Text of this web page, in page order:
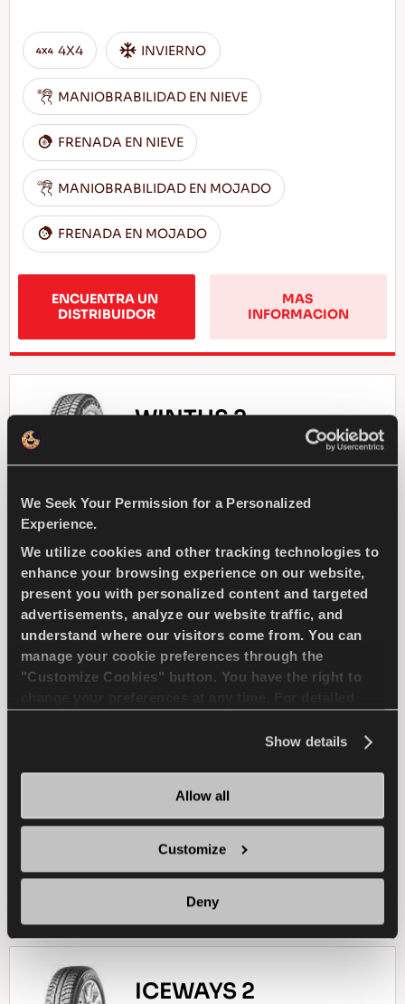
We Seek Your Permission for a Personalized
Experience.
We utilize cookies and other tracking technologies to
enhance your browsing experience on our website,
present you with personalized content and targeted
advertisements, analyze our website traffic, and
understand where our visitors come from. You can
manage your cookie preferences through the
"Customize Cookies" button. You have the right to
Show details
Allow all
Customize
Deny
4X4 INVIERNO
MANIOBRABILIDAD EN NIEVE
FRENADA EN NIEVE
MANIOBRABILIDAD EN MOJADO
FRENADA EN MOJADO
ENCUENTRA UN
DISTRIBUIDOR
MAS
INFORMACION
WINTUS 2
Compañero de negocios confiable - Alta
eficiencia para tu vehículo comercial ligero
en condiciones de invierno
CAMION LIGERO INVIERNO
MANIOBRABILIDAD EN NIEVE
FRENADA EN NIEVE
FRENADA EN MOJADO
ENCUENTRA UN
MAS
ICEWAYS 2